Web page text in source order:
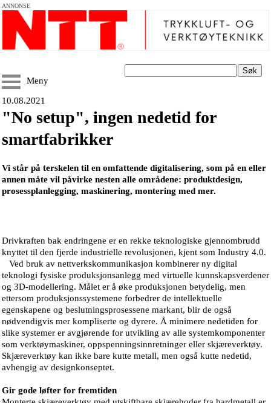
ANNONSE
Søk
Meny
10.08.2021
"No setup", ingen nedetid for
smartfabrikker
Vi står på terskelen til en omfattende digitalisering, som på en eller
annen måte vil påvirke nesten alle områdene: produktdesign,
prosessplanlegging, maskinering, montering med mer.
Drivkraften bak endringene er en rekke teknologiske gjennombrudd
knyttet til den fjerde industrielle revolusjonen, kjent som Industry 4.0.
Ved bruk av nettverkskommunikasjon kombinerer ny digital
teknologi fysiske produksjonsanlegg med virtuelle kunnskapsverdener
og 3D-modellering. Målet er å øke produksjonen betydelig, men
ettersom produksjonssystemene forbedrer de intellektuelle
egenskapene og beslutningsprosessene markant, blir de også
nødvendigvis mer kompliserte og dyrere. Å minimere nedetiden for
slike systemer er avgjørende for utvikling av alle systemkomponenter
som verktøymaskiner, oppspenningsinnretninger eller skjæreverktøy.
Skjæreverktøy kan ikke bare kutte metall, men også kutte nedetid,
avhengig av designkonseptet.
Gir gode løfter for fremtiden